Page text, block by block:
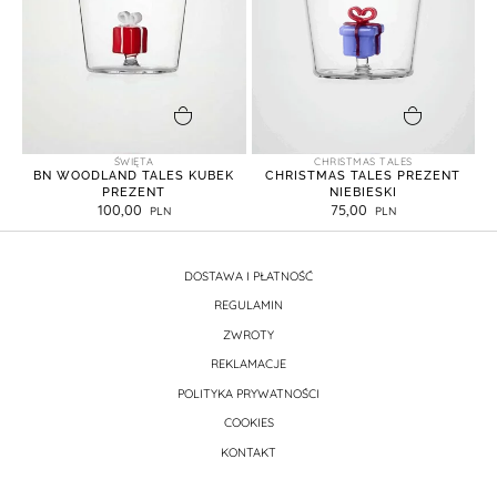
ŚWIĘTA
BN WOODLAND TALES KUBEK
PREZENT
100,00
CHRISTMAS TALES
CHRISTMAS TALES PREZENT
NIEBIESKI
75,00
DOSTAWA I PŁATNOŚĆ
REGULAMIN
ZWROTY
REKLAMACJE
POLITYKA PRYWATNOŚCI
COOKIES
KONTAKT